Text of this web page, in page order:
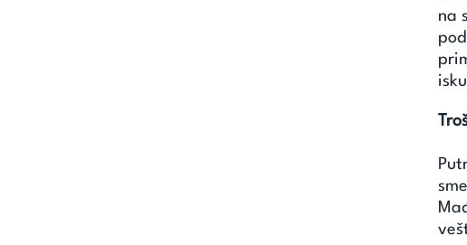
na